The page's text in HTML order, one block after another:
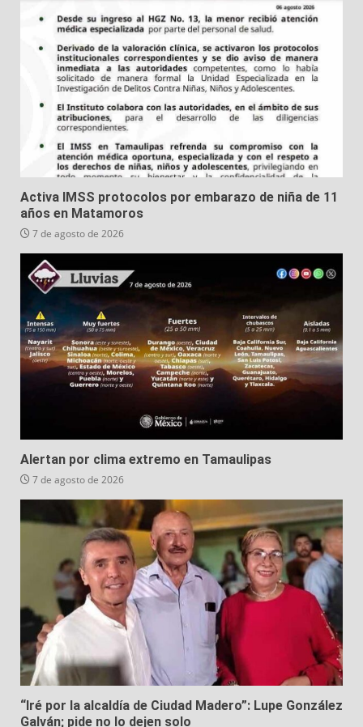
Activa IMSS protocolos por embarazo de niña de 11
años en Matamoros
7 de agosto de 2026
Alertan por clima extremo en Tamaulipas
7 de agosto de 2026
“Iré por la alcaldía de Ciudad Madero”: Lupe González
Galván; pide no lo dejen solo